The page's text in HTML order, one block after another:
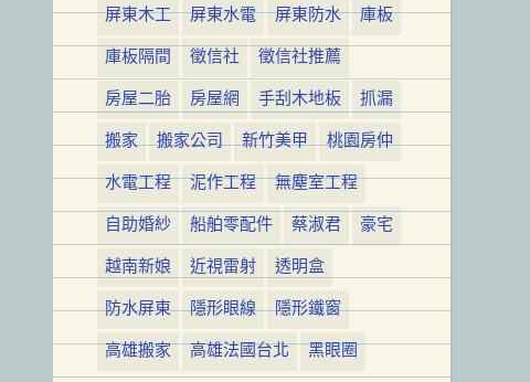
屏東木工
屏東水電 屏東防水
庫板
庫板隔間
徵信社
徵信社推薦
房屋二胎
房屋網 手刮木地板
抓漏
搬家
搬家公司 新竹美甲
桃園房仲
水電工程
泥作工程
無塵室工程
自助婚紗
船舶零配件 蔡淑君
豪宅
越南新娘
近視雷射
透明盒
防水屏東
隱形眼線
隱形鐵窗
高雄搬家
高雄法國台北 黑眼圈